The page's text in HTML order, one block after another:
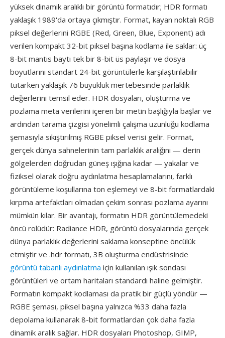
yüksek dinamik aralıklı bir görüntü formatıdır; HDR formatı
yaklaşık 1989'da ortaya çıkmıştır. Format, kayan noktalı RGB
piksel değerlerini RGBE (Red, Green, Blue, Exponent) adı
verilen kompakt 32-bit piksel başına kodlama ile saklar: üç
8-bit mantis baytı tek bir 8-bit üs paylaşır ve dosya
boyutlarını standart 24-bit görüntülerle karşılaştırılabilir
tutarken yaklaşık 76 büyüklük mertebesinde parlaklık
değerlerini temsil eder. HDR dosyaları, oluşturma ve
pozlama meta verilerini içeren bir metin başlığıyla başlar ve
ardından tarama çizgisi yönelimli çalışma uzunluğu kodlama
şemasıyla sıkıştırılmış RGBE piksel verisi gelir. Format,
gerçek dünya sahnelerinin tam parlaklık aralığını — derin
gölgelerden doğrudan güneş ışığına kadar — yakalar ve
fiziksel olarak doğru aydınlatma hesaplamalarını, farklı
görüntüleme koşullarına ton eşlemeyi ve 8-bit formatlardaki
kırpma artefaktları olmadan çekim sonrası pozlama ayarını
mümkün kılar. Bir avantajı, formatın HDR görüntülemedeki
öncü rolüdür: Radiance HDR, görüntü dosyalarında gerçek
dünya parlaklık değerlerini saklama konseptine öncülük
etmiştir ve .hdr formatı, 3B oluşturma endüstrisinde
görüntü tabanlı aydınlatma için kullanılan ışık sondası
görüntüleri ve ortam haritaları standardı haline gelmiştir.
Formatın kompakt kodlaması da pratik bir güçlü yöndür —
RGBE şeması, piksel başına yalnızca %33 daha fazla
depolama kullanarak 8-bit formatlardan çok daha fazla
dinamik aralık sağlar. HDR dosyaları Photoshop, GIMP,